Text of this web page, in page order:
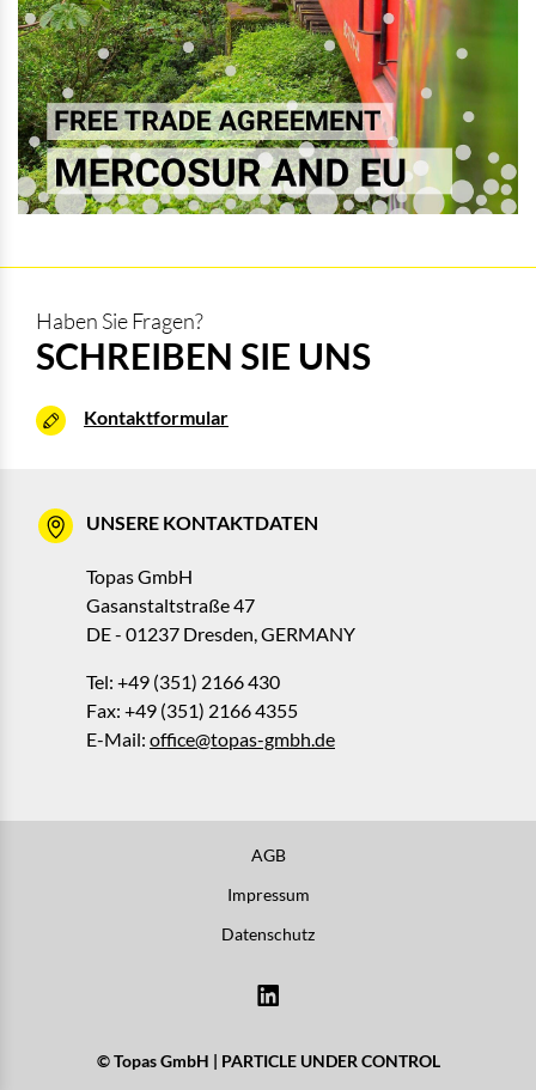
Haben Sie Fragen?
SCHREIBEN SIE UNS
Kontaktformular
UNSERE KONTAKTDATEN
Topas GmbH
Gasanstaltstraße 47
DE - 01237 Dresden, GERMANY
Tel: +49 (351) 2166 430
Fax: +49 (351) 2166 4355
E-Mail: office@topas-gmbh.de
© Topas GmbH | PARTICLE UNDER CONTROL
AGB
Impressum
Datenschutz